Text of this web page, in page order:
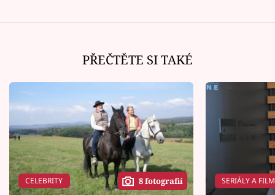
PŘEČTĚTE SI TAKÉ
CELEBRITY 8 fotografií SERIÁLY A